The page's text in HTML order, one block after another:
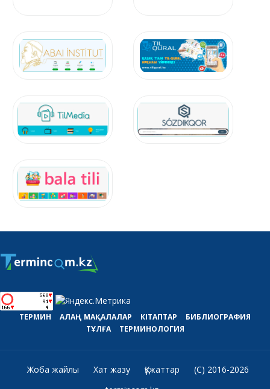
ТЕРМИН АЛАҢ МАҚАЛАЛАР КІТАПТАР
БИБЛИОГРАФИЯ
ТҰЛҒА
ТЕРМИНОЛОГИЯ
Жоба жайлы Хат жазу Құжаттар
(C) 2016-2026